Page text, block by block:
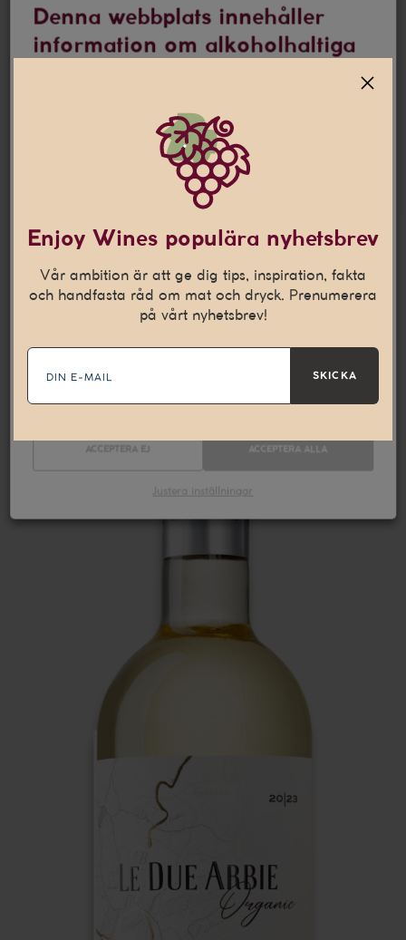
Enjoy Wines populära nyhetsbrev
Vår ambition är att ge dig tips, inspiration, fakta
och handfasta råd om mat och dryck. Prenumerera
på vårt nyhetsbrev!
E-
mail SKICKA
Denna webbplats innehåller
information om alkoholhaltiga
Jag är 25 år eller äldre
Denna webbplats använder
Den här webbplatsen använder cookies som hjälper oss att
anpassa vårt innehåll och ge dig en bättre
internetupplevelse. Vi använder även denna teknik till att
samla in statistik och för att kunna leverera personliga
annonser på andra webbplatser till dig.Läs mer
ACCEPTERA EJ ACCEPTERA ALLA
Justera inställningar